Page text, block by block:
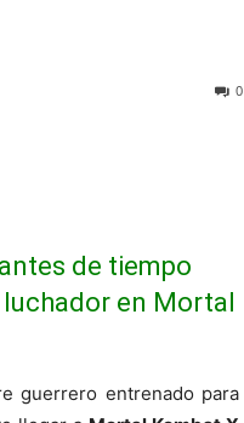
0
de tiempo
en Mortal
guerrero entrenado para